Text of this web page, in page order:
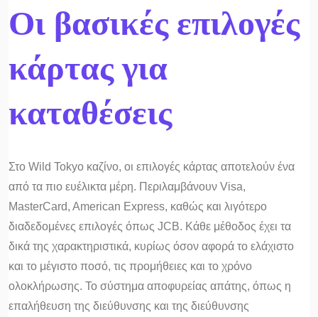
Οι βασικές επιλογές
κάρτας για
καταθέσεις
Στο Wild Tokyo καζίνο, οι επιλογές κάρτας αποτελούν ένα
από τα πιο ευέλικτα μέρη. Περιλαμβάνουν Visa,
MasterCard, American Express, καθώς και λιγότερο
διαδεδομένες επιλογές όπως JCB. Κάθε μέθοδος έχει τα
δικά της χαρακτηριστικά, κυρίως όσον αφορά το ελάχιστο
και το μέγιστο ποσό, τις προμήθειες και το χρόνο
ολοκλήρωσης. Το σύστημα αποφυρείας απάτης, όπως η
επαλήθευση της διεύθυνσης και της διεύθυνσης